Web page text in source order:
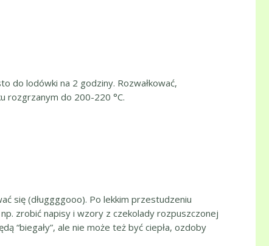
do lodówki na 2 godziny. Rozwałkować,
rozgrzanym do 200-220 °C.
się (długgggooo). Po lekkim przestudzeniu
zrobić napisy i wzory z czekolady rozpuszczonej
“biegały”, ale nie może też być ciepła, ozdoby